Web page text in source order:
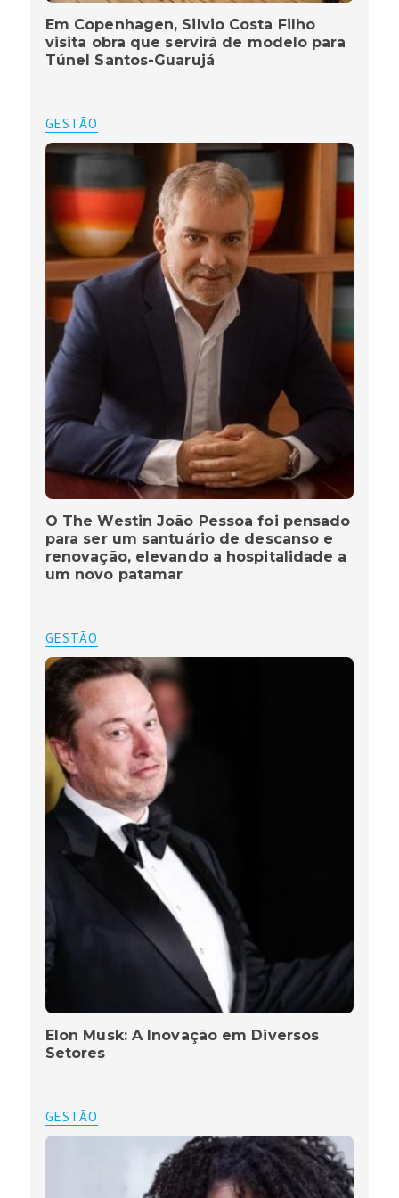
Em Copenhagen, Silvio Costa Filho
visita obra que servirá de modelo para
Túnel Santos-Guarujá
GESTÃO
O The Westin João Pessoa foi pensado
para ser um santuário de descanso e
renovação, elevando a hospitalidade a
um novo patamar
GESTÃO
Elon Musk: A Inovação em Diversos
Setores
GESTÃO